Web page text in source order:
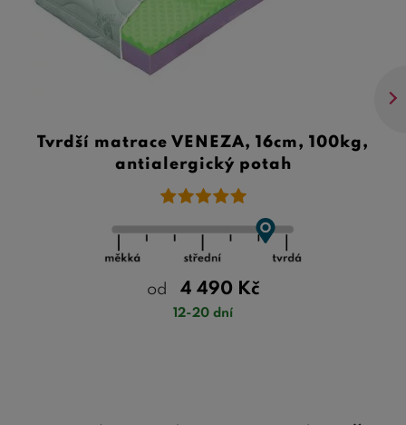
Tvrdší matrace VENEZA, 16cm, 100kg,
antialergický potah
od 4 490 Kč
12-20 dní